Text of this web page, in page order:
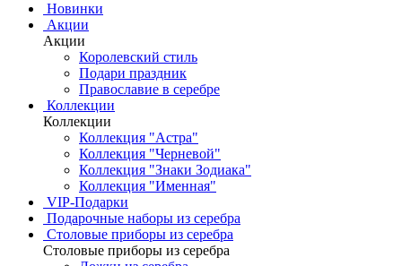
Новинки
Акции
Акции
Королевский стиль
Подари праздник
Православие в серебре
Коллекции
Коллекции
Коллекция "Астра"
Коллекция "Черневой"
Коллекция "Знаки Зодиака"
Коллекция "Именная"
VIP-Подарки
Подарочные наборы из серебра
Столовые приборы из серебра
Столовые приборы из серебра